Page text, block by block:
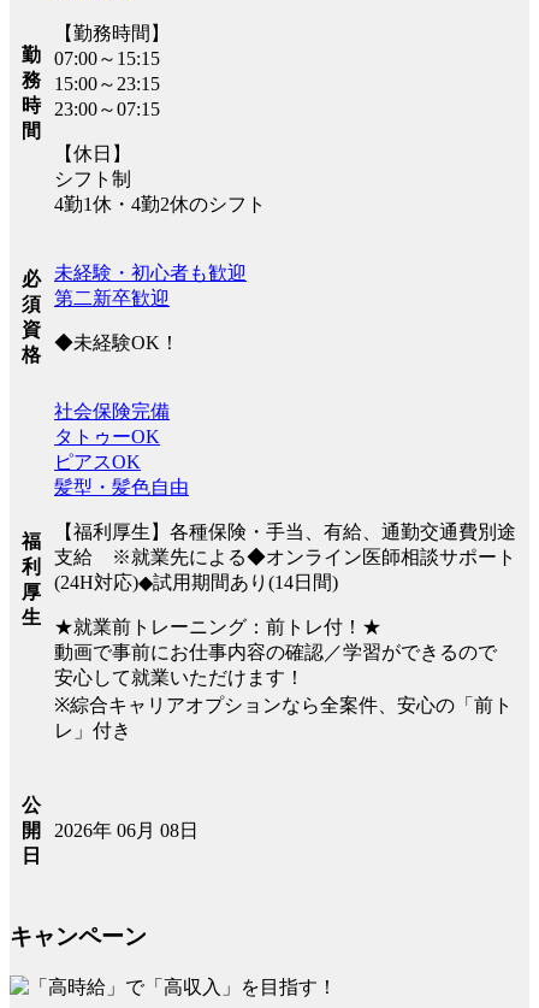
勤
務
時
間
【勤務時間】
07:00～15:15
15:00～23:15
23:00～07:15
【休日】
シフト制
4勤1休・4勤2休のシフト
必
須
資
格
未経験・初心者も歓迎
第二新卒歓迎
◆未経験OK！
福
利
厚
生
社会保険完備
タトゥーOK
ピアスOK
髪型・髪色自由
【福利厚生】各種保険・手当、有給、通勤交通費別途
支給 ※就業先による◆オンライン医師相談サポート
(24H対応)◆試用期間あり(14日間)
★就業前トレーニング：前トレ付！★
動画で事前にお仕事内容の確認／学習ができるので
安心して就業いただけます！
※綜合キャリアオプションなら全案件、安心の「前ト
レ」付き
公
開
日
2026年 06月 08日
キャンペーン